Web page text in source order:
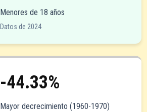
Menores de 18 años
Datos de 2024
-44.33%
Mayor decrecimiento (1960-1970)